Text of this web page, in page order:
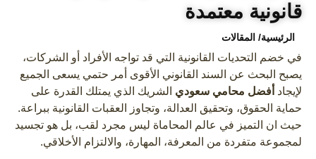
قانونية معتمدة
الرئيسية/ المقالات
في خضم التحديات القانونية التي قد تواجه الأفراد أو الشركات،
يصبح البحث عن السند القانوني الأقوى أمر حتمي يسعى الجميع
لإيجاد أفضل محامي سعودي الشريك الذي يمتلك القدرة على
حماية الحقوق، وتحقيق العدالة، وتجاوز العقبات القانونية ببراعة.
حيث ان التميز في عالم المحاماة ليس مجرد لقب، بل هو تجسيد
لمجموعة متفردة من المعرفة، المهارة، والالتزام الأخلاقي.